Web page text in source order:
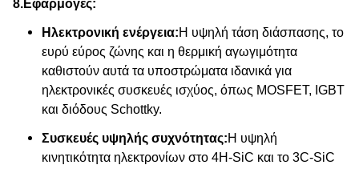
8.Εφαρμογές:
Ηλεκτρονική ενέργεια:Η υψηλή τάση διάσπασης, το
ευρύ εύρος ζώνης και η θερμική αγωγιμότητα
καθιστούν αυτά τα υποστρώματα ιδανικά για
ηλεκτρονικές συσκευές ισχύος, όπως MOSFET, IGBT
και διόδους Schottky.
Συσκευές υψηλής συχνότητας:Η υψηλή
κινητικότητα ηλεκτρονίων στο 4H-SiC και το 3C-SiC